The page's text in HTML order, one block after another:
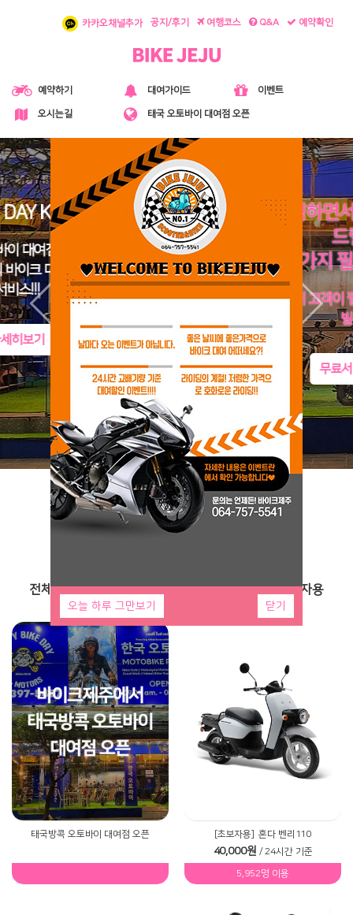
카카오채널추가 공지/후기 여행코스 Q&A 예약확인
예약하기 대여가이드 이벤트
오시는길 태국 오토바이 대여점 오픈
라이딩하면서 필요한거 다 챙겨
드릴께요~
열두가지 필요용품 무상제공
사장님이 고객이 필요한 것들 8가지라서 다
무료서비스 품목보기
Previous
전체보기 초보자용 중급자용 상급자용
태국방콕 오토바이 대여점 오픈 [초보자용] 혼다 벤리110
40,000원 / 24시간 기준
5,952명 이용
오늘 하루 그만보기 닫기